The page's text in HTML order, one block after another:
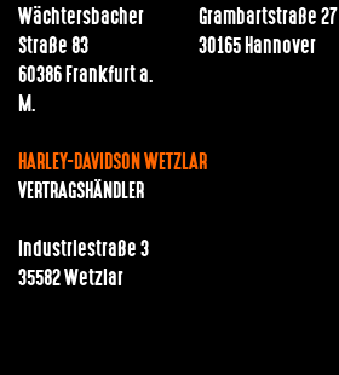
Wächtersbacher
Straße 83
60386 Frankfurt a.
M.
Grambartstraße 27
30165 Hannover
HARLEY-DAVIDSON WETZLAR
VERTRAGSHÄNDLER
Industriestraße 3
35582 Wetzlar